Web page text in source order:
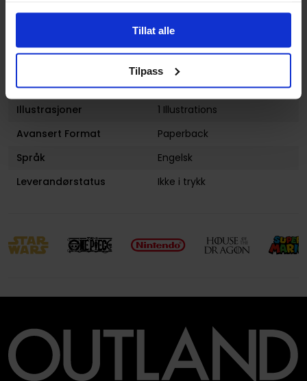
Tillat alle
Tilpass
Aldersgruppe
Voksen
Illustrasjoner
1 Illustrations
Avansert Format
Paperback
Språk
Engelsk
Leverandørstatus
Ikke i trykk